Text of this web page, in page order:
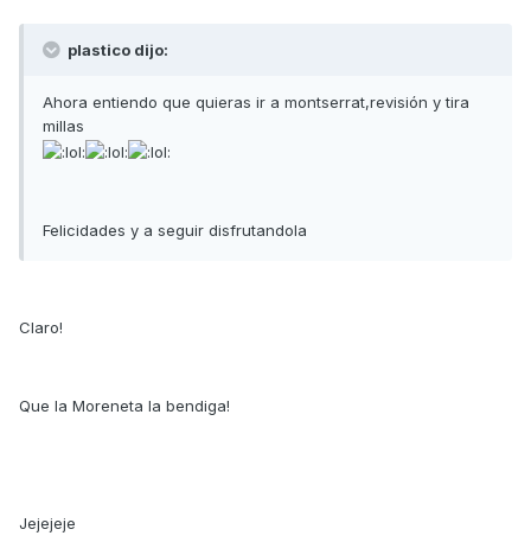
plastico dijo:
Ahora entiendo que quieras ir a montserrat,revisión y tira
millas
Felicidades y a seguir disfrutandola
Claro!
Que la Moreneta la bendiga!
Jejejeje